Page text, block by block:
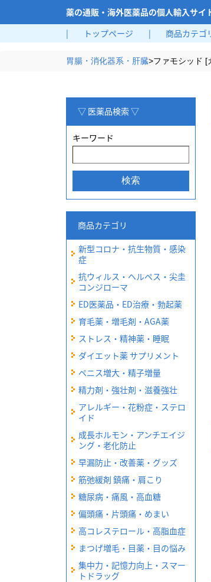
薬の通販・海外医薬品の個人輸入サイ
|
トップページ | 商品カテゴ
胃腸・消化器系・肝臓>ファモシッド [
▽ 医薬品検索 ▽
キーワード
商品カテゴリ
新型コロナ・抗生物質・感染
症
抗ウィルス・ヘルペス・尖圭
コンジローマ
ED医薬品・ED治療・勃起薬
育毛薬・増毛剤・AGA薬
ストレス・精神薬・睡眠
ダイエット薬 サプリメント
ペニス増大・精子増量
精力剤・強壮剤・滋養強壮
アレルギー・花粉症・ステロ
イド
成長ホルモン・アンチエイジ
ング・老化防止
早漏防止・改善薬・グッズ
筋弛緩剤 鎮痛・肩こり
糖尿病・痛風・高血糖
偏頭痛・片頭痛・めまい
高コレステロール・高脂血症
まつげ増毛・目薬・目の悩み
集中力・記憶力向上・スマー
トドラッグ